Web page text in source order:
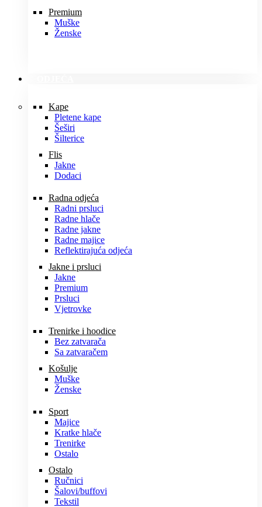
Premium
Muške
Ženske
Kape
Pletene kape
Šeširi
Šilterice
Flis
Jakne
Dodaci
Radna odjeća
Radni prsluci
Radne hlače
Radne jakne
Radne majice
Reflektirajuća odjeća
Jakne i prsluci
Jakne
Premium
Prsluci
Vjetrovke
Trenirke i hoodice
Bez zatvarača
Sa zatvaračem
Košulje
Muške
Ženske
Sport
Majice
Kratke hlače
Trenirke
Ostalo
Ostalo
Ručnici
Šalovi/buffovi
Tekstil